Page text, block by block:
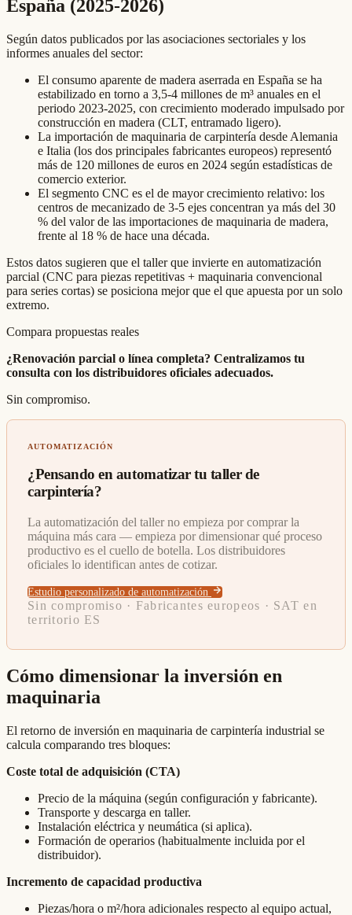
España (2025-2026)
Según datos publicados por las asociaciones sectoriales y los
informes anuales del sector:
El consumo aparente de madera aserrada en España se ha
estabilizado en torno a 3,5-4 millones de m³ anuales en el
periodo 2023-2025, con crecimiento moderado impulsado por
construcción en madera (CLT, entramado ligero).
La importación de maquinaria de carpintería desde Alemania
e Italia (los dos principales fabricantes europeos) representó
más de 120 millones de euros en 2024 según estadísticas de
comercio exterior.
El segmento CNC es el de mayor crecimiento relativo: los
centros de mecanizado de 3-5 ejes concentran ya más del 30
% del valor de las importaciones de maquinaria de madera,
frente al 18 % de hace una década.
Estos datos sugieren que el taller que invierte en automatización
parcial (CNC para piezas repetitivas + maquinaria convencional
para series cortas) se posiciona mejor que el que apuesta por un solo
extremo.
Compara propuestas reales
¿Renovación parcial o línea completa? Centralizamos tu
consulta con los distribuidores oficiales adecuados.
Sin compromiso.
AUTOMATIZACIÓN
¿Pensando en automatizar tu taller de
carpintería?
La automatización del taller no empieza por comprar la
máquina más cara — empieza por dimensionar qué proceso
productivo es el cuello de botella. Los distribuidores
oficiales lo identifican antes de cotizar.
Estudio personalizado de automatización
Sin compromiso · Fabricantes europeos · SAT en
territorio ES
Cómo dimensionar la inversión en
maquinaria
El retorno de inversión en maquinaria de carpintería industrial se
calcula comparando tres bloques:
Coste total de adquisición (CTA)
Precio de la máquina (según configuración y fabricante).
Transporte y descarga en taller.
Instalación eléctrica y neumática (si aplica).
Formación de operarios (habitualmente incluida por el
distribuidor).
Incremento de capacidad productiva
Piezas/hora o m²/hora adicionales respecto al equipo actual,